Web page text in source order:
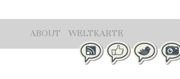
ABOUT WELTKARTE